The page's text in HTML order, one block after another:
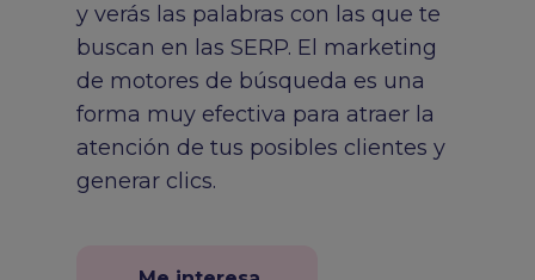
y verás las palabras con las que te
buscan en las SERP. El marketing
de motores de búsqueda es una
forma muy efectiva para atraer la
atención de tus posibles clientes y
generar clics.